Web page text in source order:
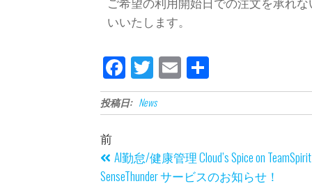
いいたします。
Fa
ce
bo
Tw
itt
er
E
m
ail
有
投稿日: News
前
AI勤怠/健康管理 Cloud’s Spice on
SenseThunder サービスのお知らせ！